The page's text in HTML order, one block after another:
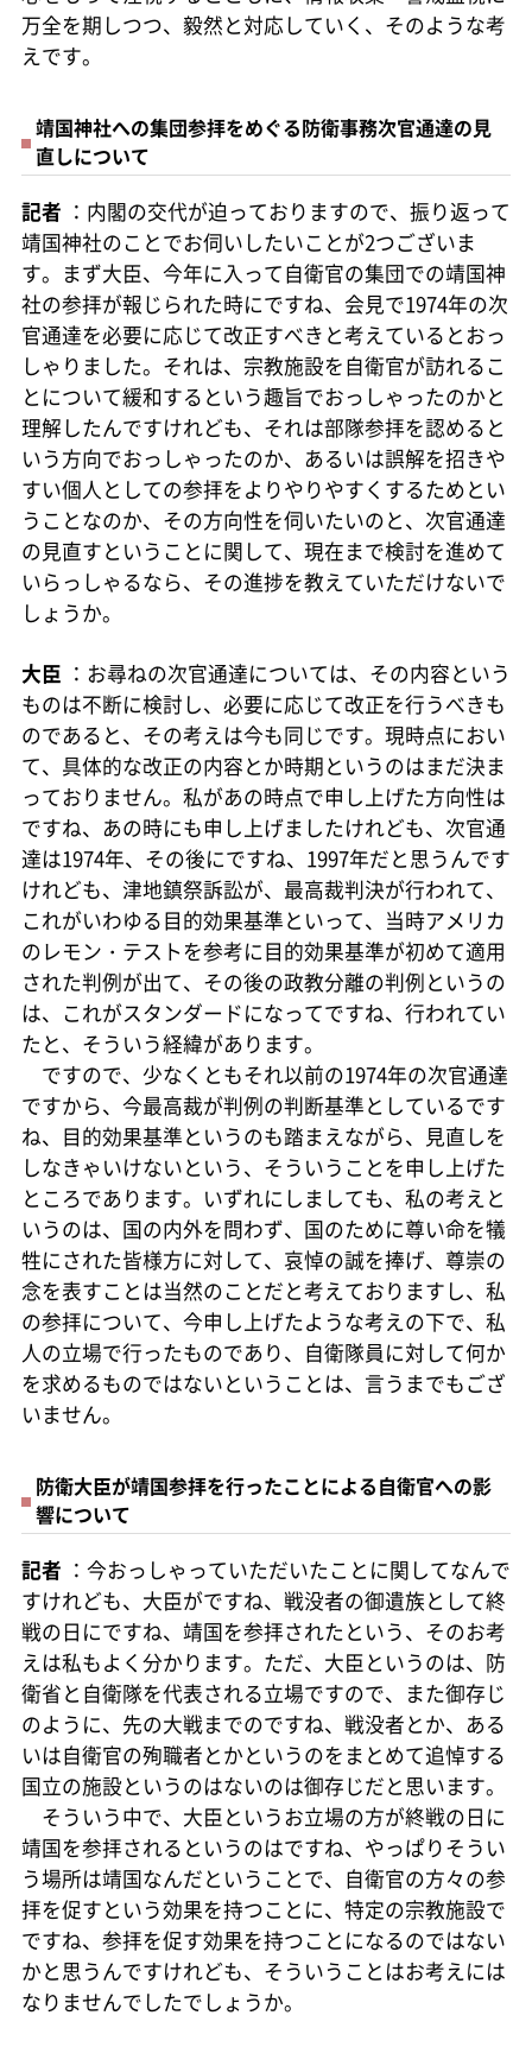
万全を期しつつ、毅然と対応していく、そのような考
えです。
靖国神社への集団参拝をめぐる防衛事務次官通達の見
直しについて
記者 ：内閣の交代が迫っておりますので、振り返って
靖国神社のことでお伺いしたいことが2つございま
す。まず大臣、今年に入って自衛官の集団での靖国神
社の参拝が報じられた時にですね、会見で1974年の次
官通達を必要に応じて改正すべきと考えているとおっ
しゃりました。それは、宗教施設を自衛官が訪れるこ
とについて緩和するという趣旨でおっしゃったのかと
理解したんですけれども、それは部隊参拝を認めると
いう方向でおっしゃったのか、あるいは誤解を招きや
すい個人としての参拝をよりやりやすくするためとい
うことなのか、その方向性を伺いたいのと、次官通達
の見直すということに関して、現在まで検討を進めて
いらっしゃるなら、その進捗を教えていただけないで
しょうか。
大臣 ：お尋ねの次官通達については、その内容という
ものは不断に検討し、必要に応じて改正を行うべきも
のであると、その考えは今も同じです。現時点におい
て、具体的な改正の内容とか時期というのはまだ決ま
っておりません。私があの時点で申し上げた方向性は
ですね、あの時にも申し上げましたけれども、次官通
達は1974年、その後にですね、1997年だと思うんです
けれども、津地鎮祭訴訟が、最高裁判決が行われて、
これがいわゆる目的効果基準といって、当時アメリカ
のレモン・テストを参考に目的効果基準が初めて適用
された判例が出て、その後の政教分離の判例というの
は、これがスタンダードになってですね、行われてい
たと、そういう経緯があります。
ですので、少なくともそれ以前の1974年の次官通達
ですから、今最高裁が判例の判断基準としているです
ね、目的効果基準というのも踏まえながら、見直しを
しなきゃいけないという、そういうことを申し上げた
ところであります。いずれにしましても、私の考えと
いうのは、国の内外を問わず、国のために尊い命を犠
牲にされた皆様方に対して、哀悼の誠を捧げ、尊崇の
念を表すことは当然のことだと考えておりますし、私
の参拝について、今申し上げたような考えの下で、私
人の立場で行ったものであり、自衛隊員に対して何か
を求めるものではないということは、言うまでもござ
いません。
防衛大臣が靖国参拝を行ったことによる自衛官への影
響について
記者 ：今おっしゃっていただいたことに関してなんで
すけれども、大臣がですね、戦没者の御遺族として終
戦の日にですね、靖国を参拝されたという、そのお考
えは私もよく分かります。ただ、大臣というのは、防
衛省と自衛隊を代表される立場ですので、また御存じ
のように、先の大戦までのですね、戦没者とか、ある
いは自衛官の殉職者とかというのをまとめて追悼する
国立の施設というのはないのは御存じだと思います。
そういう中で、大臣というお立場の方が終戦の日に
靖国を参拝されるというのはですね、やっぱりそうい
う場所は靖国なんだということで、自衛官の方々の参
拝を促すという効果を持つことに、特定の宗教施設で
ですね、参拝を促す効果を持つことになるのではない
かと思うんですけれども、そういうことはお考えには
なりませんでしたでしょうか。